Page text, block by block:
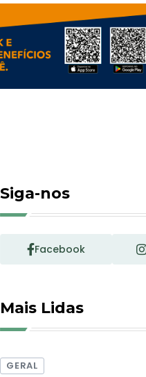
Siga-nos
Facebook
Mais Lidas
GERAL